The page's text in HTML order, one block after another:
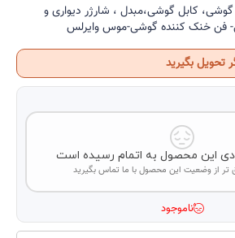
گوشی، کابل گوشی،مبدل ، شارژر دیواری و
فن خنک کننده گوشی-موس وایرلس
این محصول به اتمام رسیده است
تر از وضعیت این محصول با ما تماس بگیرید
ناموجود